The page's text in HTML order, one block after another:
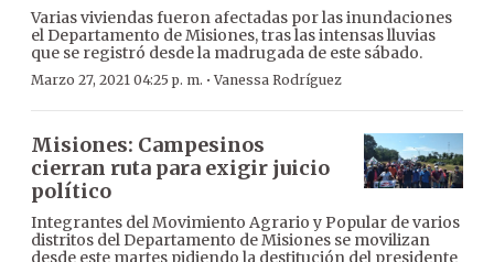
Varias viviendas fueron afectadas por las inundaciones
el Departamento de Misiones, tras las intensas lluvias
que se registró desde la madrugada de este sábado.
Marzo 27, 2021 04:25 p. m. ·Vanessa Rodríguez
Misiones: Campesinos
cierran ruta para exigir juicio
político
Integrantes del Movimiento Agrario y Popular de varios
distritos del Departamento de Misiones se movilizan
desde este martes pidiendo la destitución del presidente